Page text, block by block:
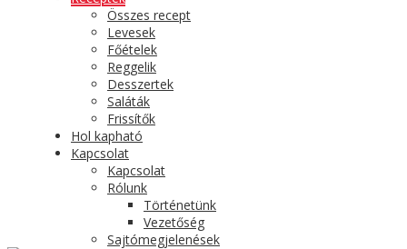
Összes recept
Levesek
Főételek
Reggelik
Desszertek
Saláták
Frissítők
Hol kapható
Kapcsolat
Kapcsolat
Rólunk
Történetünk
Vezetőség
Sajtómegjelenések